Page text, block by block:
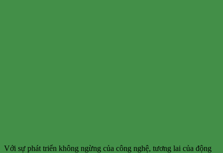
Với sự phát triển không ngừng của công nghệ, tương lai của động